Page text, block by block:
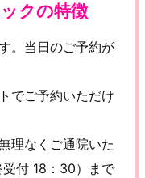
クの特徴
。当日のご予約が
でご予約いただけ
理なくご通院いた
付 18：30）まで